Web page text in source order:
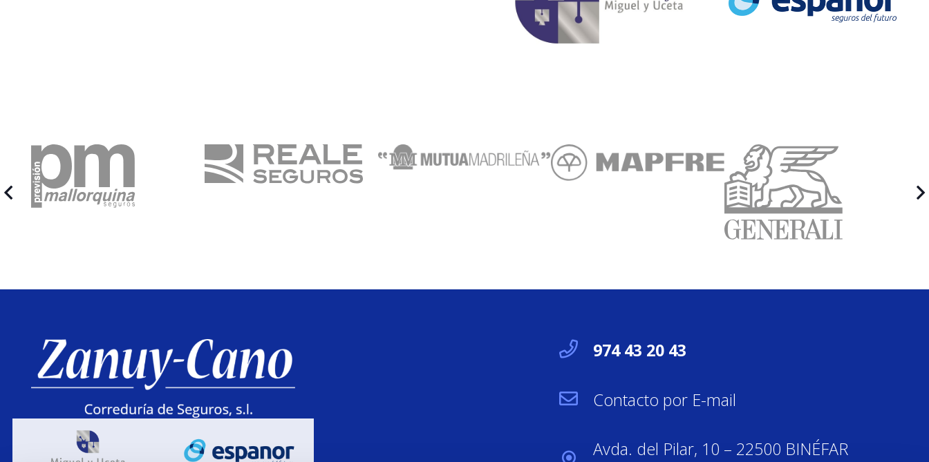
974 43 20 43
Contacto por E-mail
Avda. del Pilar, 10 – 22500 BINÉFAR